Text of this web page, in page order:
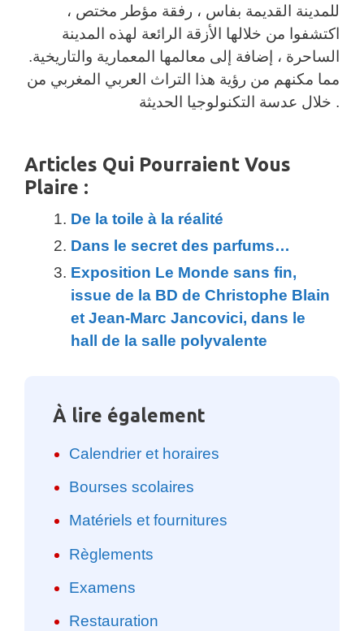
للمدينة القديمة بفاس ، رفقة مؤطر مختص ،
اكتشفوا من خلالها الأزقة الرائعة لهذه المدينة
الساحرة ، إضافة إلى معالمها المعمارية والتاريخية.
مما مكنهم من رؤية هذا التراث العربي المغربي من
خلال عدسة التكنولوجيا الحديثة .
Articles Qui Pourraient Vous
Plaire :
De la toile à la réalité
Dans le secret des parfums…
Exposition Le Monde sans fin,
issue de la BD de Christophe Blain
et Jean-Marc Jancovici, dans le
hall de la salle polyvalente
À lire également
Calendrier et horaires
Bourses scolaires
Matériels et fournitures
Règlements
Examens
Restauration